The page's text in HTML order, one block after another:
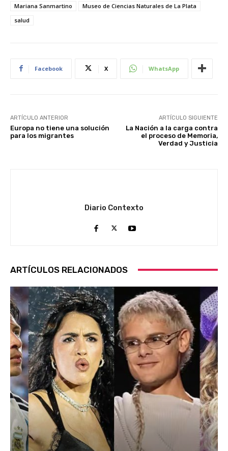
Mariana Sanmartino
Museo de Ciencias Naturales de La Plata
salud
Facebook X WhatsApp
ARTÍCULO ANTERIOR
Europa no tiene una solución
para los migrantes
ARTÍCULO SIGUIENTE
La Nación a la carga contra
el proceso de Memoria,
Verdad y Justicia
Diario Contexto
ARTÍCULOS RELACIONADOS